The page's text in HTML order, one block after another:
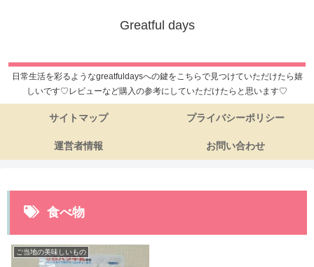
Greatful days
日常生活を彩るようなgreatfuldaysへの鍵をこちらで見つけていただけたら嬉
しいです♡レビューなど購入の参考にしていただけたらと思います♡
サイトマップ プライバシーポリシー
運営者情報 お問い合わせ
食べ物
ご当地の美味しいもの